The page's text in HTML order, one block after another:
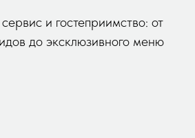
и гостеприимство: от
до эксклюзивного меню